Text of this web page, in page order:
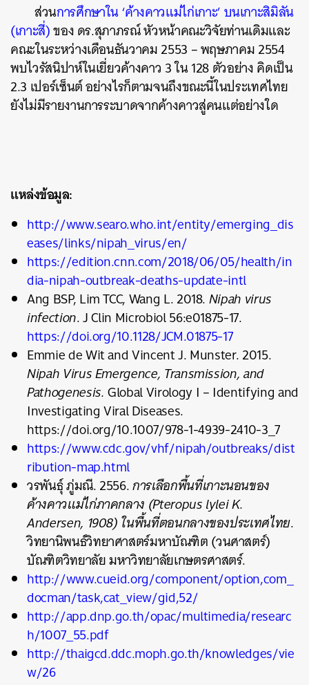
ส่วนการศึกษาใน ‘ค้างคาวแม่ไก่เกาะ’ บนเกาะสิมิลัน
(เกาะสี่)ของ ดร.สุภาภรณ์ หัวหน้าคณะวิจัยท่านเดิมและ
คณะในระหว่างเดือนธันวาคม 2553 – พฤษภาคม 2554
พบไวรัสนิปาห์ในเยี่ยวค้างคาว 3 ใน 128 ตัวอย่าง คิดเป็น
2.3 เปอร์เซ็นต์ อย่างไรก็ตามจนถึงขณะนี้ในประเทศไทย
ยังไม่มีรายงานการระบาดจากค้างคาวสู่คนแต่อย่างใด
แหล่งข้อมูล:
http://www.searo.who.int/entity/emerging_dis
eases/links/nipah_virus/en/
https://edition.cnn.com/2018/06/05/health/in
dia-nipah-outbreak-deaths-update-intl
Ang BSP, Lim TCC, Wang L. 2018.Nipah virus
infection. J Clin Microbiol 56:e01875-17.
https://doi.org/10.1128/JCM.01875-17
Emmie de Wit and Vincent J. Munster. 2015.
Nipah Virus Emergence, Transmission, and
Pathogenesis.Global Virology I – Identifying and
Investigating Viral Diseases.
https://doi.org/10.1007/978-1-4939-2410-3_7
https://www.cdc.gov/vhf/nipah/outbreaks/dist
ribution-map.html
วรพันธุ์ ภู่มณี. 2556.การเลือกพื้นที่เกาะนอนของ
ค้างคาวแม่ไก่ภาคกลาง (Pteropus lylei K.
Andersen, 1908) ในพื้นที่ตอนกลางของประเทศไทย.
วิทยานิพนธ์วิทยาศาสตร์มหาบัณฑิต (วนศาสตร์)
บัณฑิตวิทยาลัย มหาวิทยาลัยเกษตรศาสตร์.
http://www.cueid.org/component/option,com_
docman/task,cat_view/gid,52/
http://app.dnp.go.th/opac/multimedia/researc
h/1007_55.pdf
http://thaigcd.ddc.moph.go.th/knowledges/vie
w/26